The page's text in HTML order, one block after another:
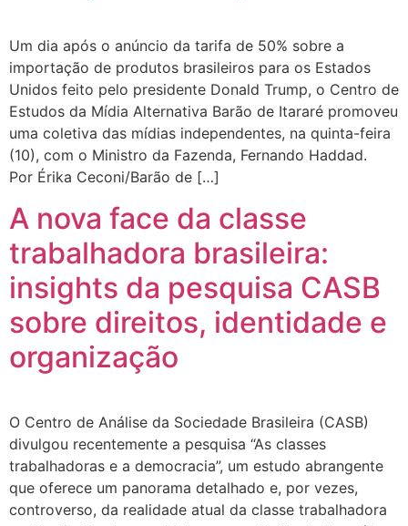
Um dia após o anúncio da tarifa de 50% sobre a
importação de produtos brasileiros para os Estados
Unidos feito pelo presidente Donald Trump, o Centro de
Estudos da Mídia Alternativa Barão de Itararé promoveu
uma coletiva das mídias independentes, na quinta-feira
(10), com o Ministro da Fazenda, Fernando Haddad.
Por Érika Ceconi/Barão de […]
A nova face da classe
trabalhadora brasileira:
insights da pesquisa CASB
sobre direitos, identidade e
organização
O Centro de Análise da Sociedade Brasileira (CASB)
divulgou recentemente a pesquisa “As classes
trabalhadoras e a democracia”, um estudo abrangente
que oferece um panorama detalhado e, por vezes,
controverso, da realidade atual da classe trabalhadora